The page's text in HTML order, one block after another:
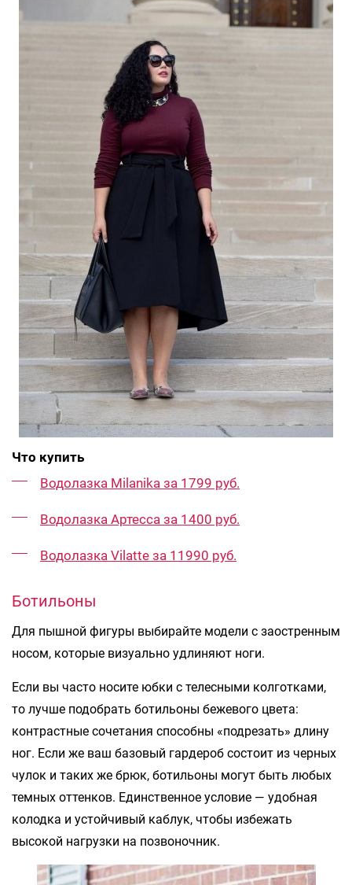
Что купить
Водолазка Milanika за 1799 руб.
Водолазка Артесса за 1400 руб.
Водолазка Vilatte за 11990 руб.
Ботильоны
Для пышной фигуры выбирайте модели с заостренным
носом, которые визуально удлиняют ноги.
Если вы часто носите юбки с телесными колготками,
то лучше подобрать ботильоны бежевого цвета:
контрастные сочетания способны «подрезать» длину
ног. Если же ваш базовый гардероб состоит из черных
чулок и таких же брюк, ботильоны могут быть любых
темных оттенков. Единственное условие — удобная
колодка и устойчивый каблук, чтобы избежать
высокой нагрузки на позвоночник.